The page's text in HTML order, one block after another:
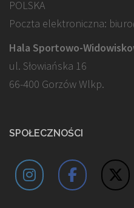
POLSKA
Poczta elektroniczna:
Hala Sportowo-
ul. Słowiańska 16
66-400 Gorzów Wlkp.
SPOŁECZNOŚCI